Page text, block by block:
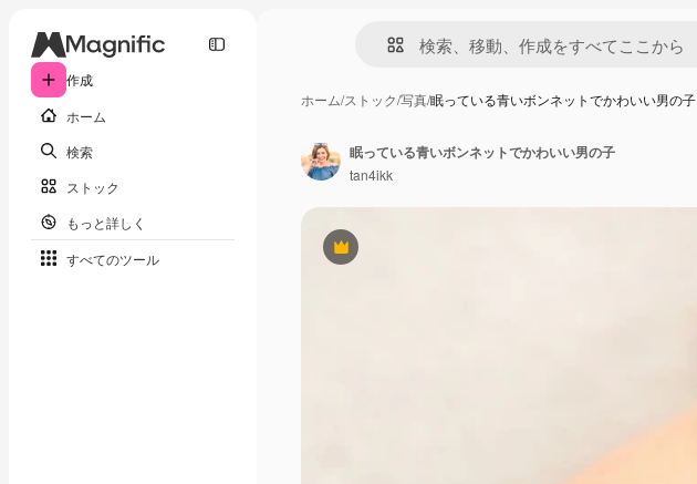
作成
ホーム
検索
ストック
もっと詳しく
すべてのツール
ホーム/ストック/写真/眠っている青いボンネットでかわいい男の子
Premium
眠っている青いボンネットでかわいい男の子
tan4ikk